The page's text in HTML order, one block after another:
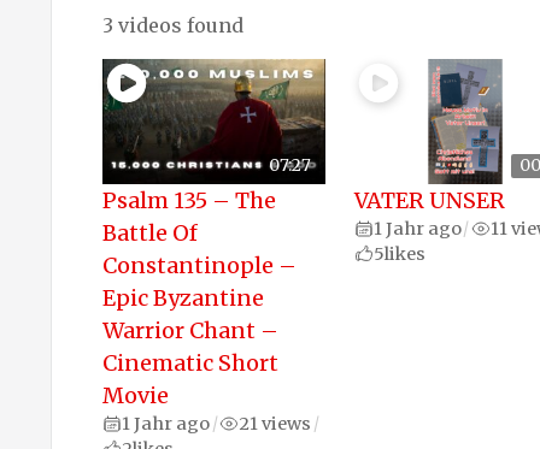
3 videos found
07:27
Psalm 135 – The
Battle Of
Constantinople –
Epic Byzantine
Warrior Chant –
Cinematic Short
Movie
1 Jahr ago/ 21 views /
VATER UNSER
1 Jahr ago/
11
5likes